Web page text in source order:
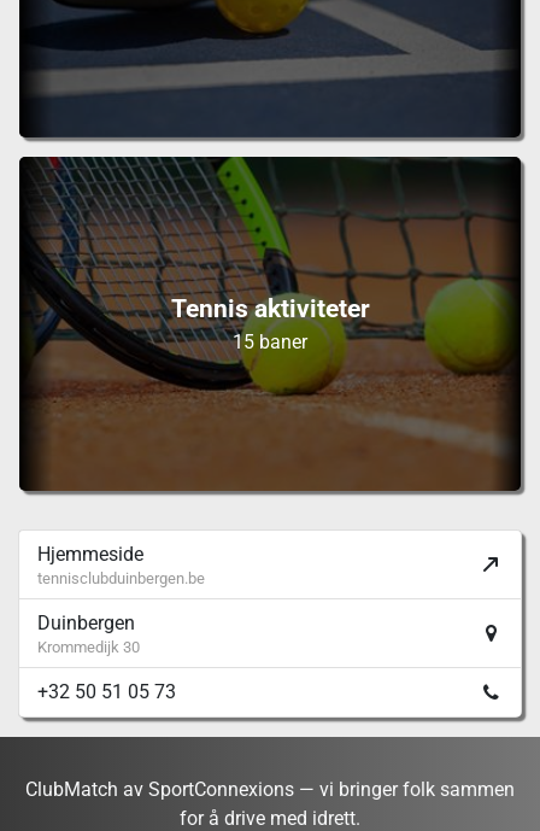
Tennis aktiviteter
15 baner
Hjemmeside
tennisclubduinbergen.be
Duinbergen
Krommedijk 30
+32 50 51 05 73
ClubMatch av SportConnexions — vi bringer folk sammen
for å drive med idrett.